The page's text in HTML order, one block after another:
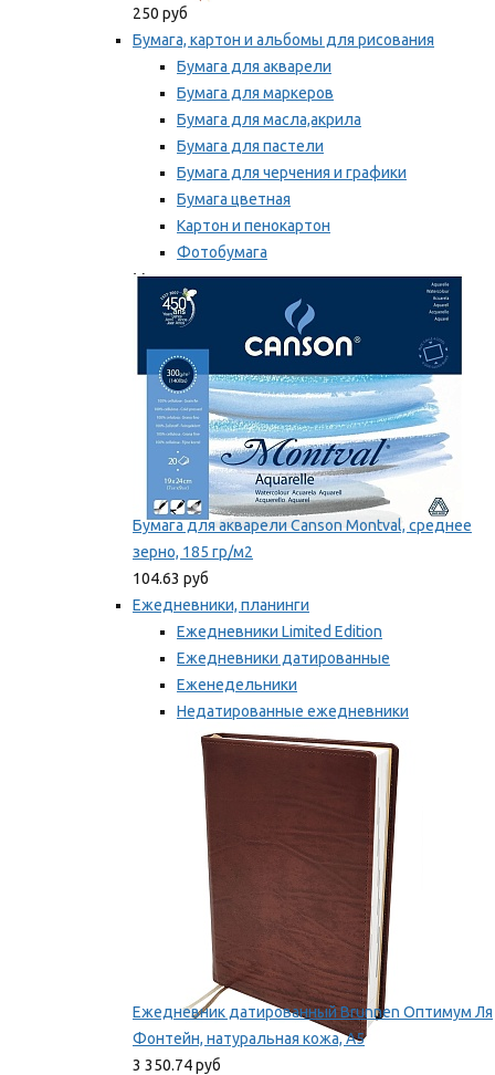
250 руб
Бумага, картон и альбомы для рисования
Бумага для акварели
Бумага для маркеров
Бумага для масла,акрила
Бумага для пастели
Бумага для черчения и графики
Бумага цветная
Картон и пенокартон
Фотобумага
Мы рекомендуем
Бумага для акварели Canson Montval, среднее
зерно, 185 гр/м2
104.63 руб
Ежедневники, планинги
Ежедневники Limited Edition
Ежедневники датированные
Еженедельники
Недатированные ежедневники
Планинги
Мы рекомендуем
Ежедневник датированный Brunnen Оптимум Ля
Фонтейн, натуральная кожа, А5
3 350.74 руб